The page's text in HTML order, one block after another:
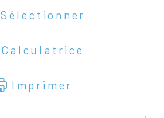
Sélectionner
Calculatrice
Imprimer